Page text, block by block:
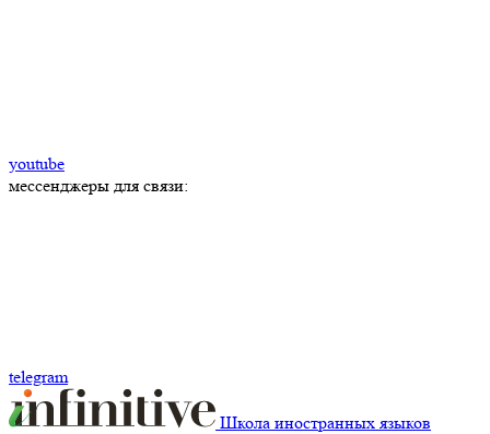
youtube
мессенджеры для связи:
telegram
Школа иностранных языков